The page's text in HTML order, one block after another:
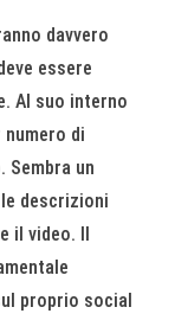
davvero
essere
Al suo interno
di
un
descrizioni
il video. Il
proprio social